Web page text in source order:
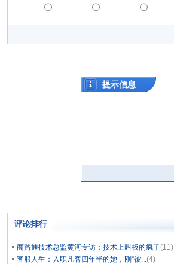
评论排行
商路通技术总监黄河专访：技术上叫板的疯子(11)
客服人生：入职凡客四年半的她，刚“被...(4)